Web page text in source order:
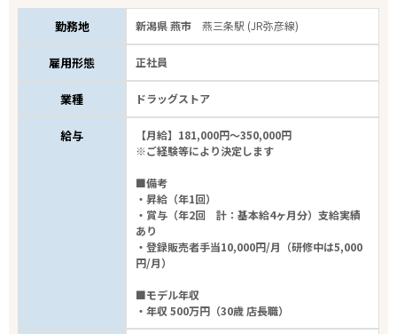
勤務地 新潟県 燕市燕三条駅 (JR弥彦線)
雇用形態 正社員
業種 ドラッグストア
給与
【月給】181,000円～350,000円
※ご経験等により決定します
■備考
・昇給（年1回）
・賞与（年2回 計：基本給4ヶ月分）支給実績
あり
・登録販売者手当10,000円/月（研修中は5,000
円/月）
■モデル年収
・年収 500万円（30歳 店長職）